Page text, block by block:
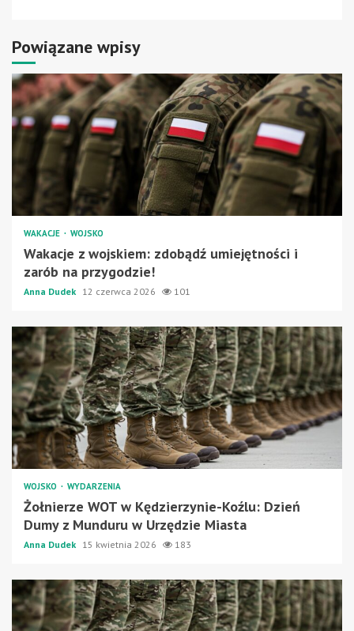
Powiązane wpisy
WAKACJE WOJSKO
Wakacje z wojskiem: zdobądź umiejętności i
zarób na przygodzie!
Anna Dudek 12 czerwca 2026 101
WOJSKO WYDARZENIA
Żołnierze WOT w Kędzierzynie-Koźlu: Dzień
Dumy z Munduru w Urzędzie Miasta
Anna Dudek 15 kwietnia 2026 183